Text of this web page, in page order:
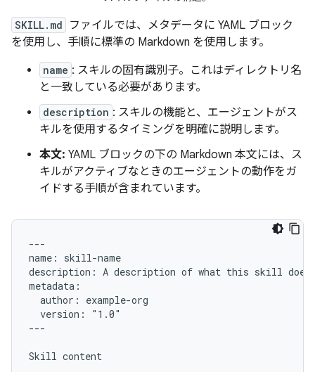
SKILL.md
ファイルでは、メタデータに YAML ブロック
を使用し、手順に標準の Markdown を使用します。
name : スキルの固有識別子。これはディレクトリ名
と一致している必要があります。
description : スキルの機能と、エージェントがス
キルを使用するタイミングを明確に説明します。
本文: YAML ブロックの下の Markdown 本文には、ス
キルがアクティブなときのエージェントの動作をガ
イドする手順が含まれています。
---
name: skill-name
description: A description of what this skill does
metadata:
  author: example-org
  version: "1.0"
---